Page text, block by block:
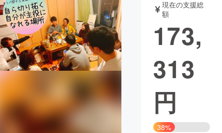
テクノロジー・ガジェット
映像・映画 書籍・雑誌
ビジネス・起業 チャレンジ
まちづくり・地域活性化
CAMPFIRE Creation
現在の支援総
額
173,
313
円
38%